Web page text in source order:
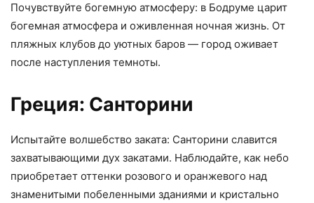
Почувствуйте богемную атмосферу: в Бодруме царит
богемная атмосфера и оживленная ночная жизнь. От
пляжных клубов до уютных баров — город оживает
после наступления темноты.
Греция: Санторини
Испытайте волшебство заката: Санторини славится
захватывающими дух закатами. Наблюдайте, как небо
приобретает оттенки розового и оранжевого над
знаменитыми побеленными зданиями и кристально